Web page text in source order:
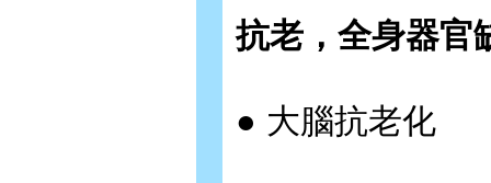
抗老，全身器官
● 大腦抗老化